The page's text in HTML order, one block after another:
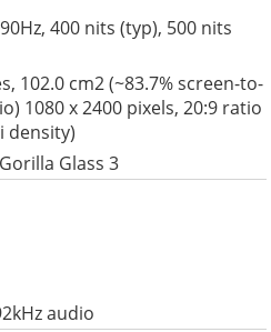
90Hz, 400 nits (typ), 500 nits
102.0 cm2 (~83.7% screen-to-
1080 x 2400 pixels, 20:9 ratio
density)
Glass 3
audio